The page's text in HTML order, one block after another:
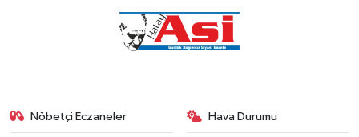
Nöbetçi Eczaneler Hava Durumu